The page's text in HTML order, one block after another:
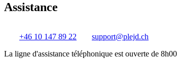
Assistance
+46 10 147 89 22
support@plejd.ch
La ligne d'assistance téléphonique est ouverte de